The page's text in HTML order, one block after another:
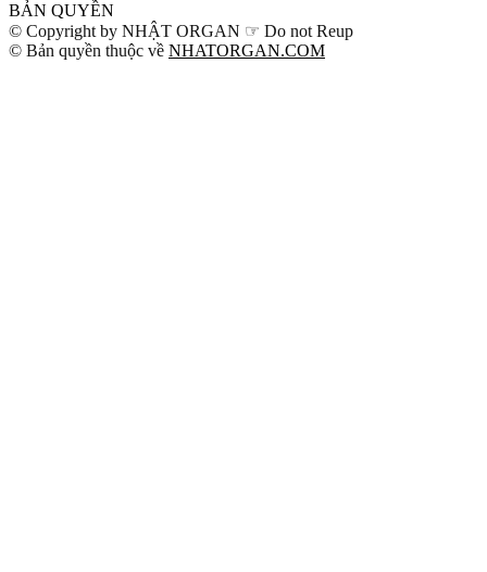
BẢN QUYỀN
© Copyright by NHẬT ORGAN ☞ Do not Reup
© Bản quyền thuộc về NHATORGAN.COM